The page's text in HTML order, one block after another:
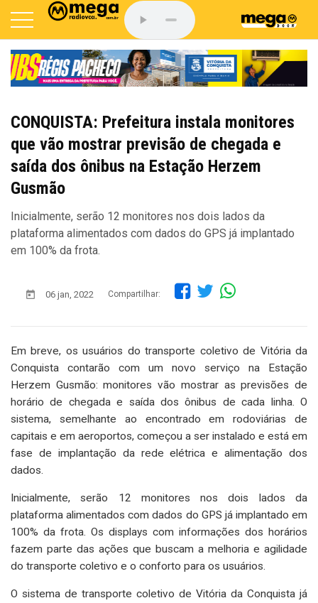
CONQUISTA: Prefeitura instala monitores
que vão mostrar previsão de chegada e
saída dos ônibus na Estação Herzem
Gusmão
Inicialmente, serão 12 monitores nos dois lados da
plataforma alimentados com dados do GPS já implantado
em 100% da frota.
06 jan, 2022 Compartilhar:
Em breve, os usuários do transporte coletivo de Vitória da
Conquista contarão com um novo serviço na Estação
Herzem Gusmão: monitores vão mostrar as previsões de
horário de chegada e saída dos ônibus de cada linha. O
sistema, semelhante ao encontrado em rodoviárias de
capitais e em aeroportos, começou a ser instalado e está em
fase de implantação da rede elétrica e alimentação dos
dados.
Inicialmente, serão 12 monitores nos dois lados da
plataforma alimentados com dados do GPS já implantado em
100% da frota. Os displays com informações dos horários
fazem parte das ações que buscam a melhoria e agilidade
do transporte coletivo e o conforto para os usuários.
O sistema de transporte coletivo de Vitória da Conquista já